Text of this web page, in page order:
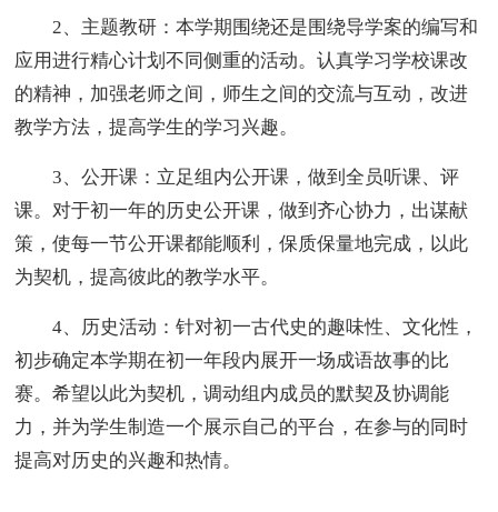
2、主题教研：本学期围绕还是围绕导学案的编写和
应用进行精心计划不同侧重的活动。认真学习学校课改
的精神，加强老师之间，师生之间的交流与互动，改进
教学方法，提高学生的学习兴趣。
3、公开课：立足组内公开课，做到全员听课、评
课。对于初一年的历史公开课，做到齐心协力，出谋献
策，使每一节公开课都能顺利，保质保量地完成，以此
为契机，提高彼此的教学水平。
4、历史活动：针对初一古代史的趣味性、文化性，
初步确定本学期在初一年段内展开一场成语故事的比
赛。希望以此为契机，调动组内成员的默契及协调能
力，并为学生制造一个展示自己的平台，在参与的同时
提高对历史的兴趣和热情。